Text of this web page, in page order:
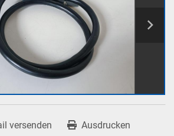
versenden Ausdrucken